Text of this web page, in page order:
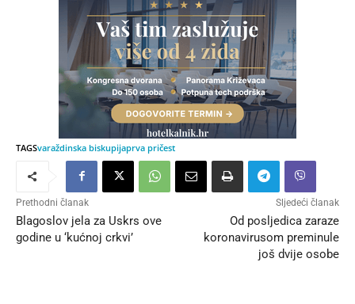
TAGSvaraždinska biskupijaprva pričest
Prethodni članak
Blagoslov jela za Uskrs ove
godine u ‘kućnoj crkvi’
Sljedeći članak
Od posljedica zaraze
koronavirusom preminule
još dvije osobe